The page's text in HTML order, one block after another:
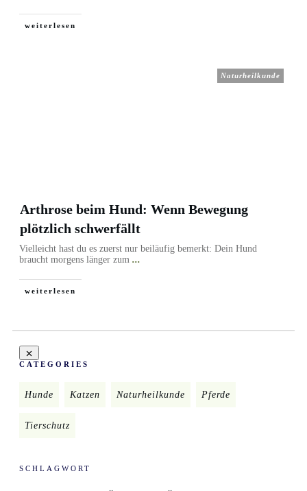
weiterlesen
Naturheilkunde
Arthrose beim Hund: Wenn Bewegung
plötzlich schwerfällt
Vielleicht hast du es zuerst nur beiläufig bemerkt: Dein Hund
braucht morgens länger zum ...
weiterlesen
CATEGORIES
Hunde Katzen Naturheilkunde Pferde
Tierschutz
SCHLAGWORT